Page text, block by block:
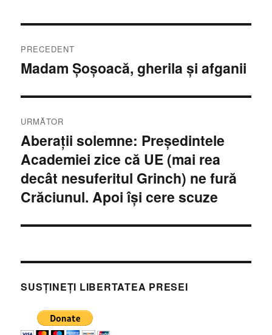
în
PRECEDENT
Articolul
Madam Şoşoacă, gherila şi afganii
URMĂTOR
Articolul
următor:
Aberaţii solemne: Preşedintele
Academiei zice că UE (mai rea
decât nesuferitul Grinch) ne fură
Crăciunul. Apoi îşi cere scuze
SUSȚINEȚI LIBERTATEA PRESEI